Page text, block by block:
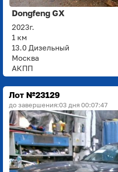
Dongfeng GX
2023г.
1 км
13.0 Дизельный
Москва
АКПП
Лот №23129
до завершения:03 дня 00:07:45